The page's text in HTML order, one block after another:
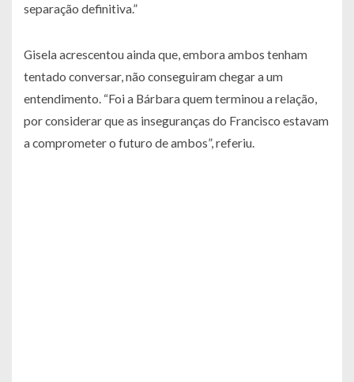
separação definitiva.”
Gisela acrescentou ainda que, embora ambos tenham
tentado conversar, não conseguiram chegar a um
entendimento. “Foi a Bárbara quem terminou a relação,
por considerar que as inseguranças do Francisco estavam
a comprometer o futuro de ambos”, referiu.